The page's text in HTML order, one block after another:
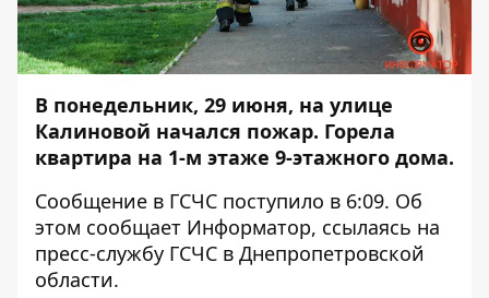
В понедельник, 29 июня, на улице
Калиновой начался пожар. Горела
квартира на 1-м этаже 9-этажного дома.
Сообщение в ГСЧС поступило в 6:09. Об
этом сообщает Информатор, ссылаясь на
пресс-службу ГСЧС в Днепропетровской
области.